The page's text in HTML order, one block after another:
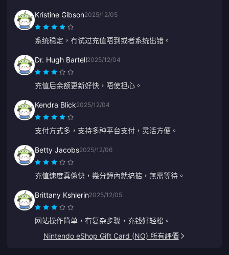
Kristine Gibson2025/12/05
系统稳定，冇试过充值唔到或者系统出错。
Dr. Hugh Bartell2025/12/04
充值后余额更新好快，唔使担心。
Kendra Blick2025/12/04
支付方式多，支持多种平台支付，灵活方便。
Betty Jacobs2025/12/06
充值速度真係快，幾分鐘內就搞掂，無需等待。
Brittany Kshlerin2025/12/05
网站操作简单，冇复杂步骤，充钱好轻松。
Nintendo eShop Gift Card (NO) 所有評價